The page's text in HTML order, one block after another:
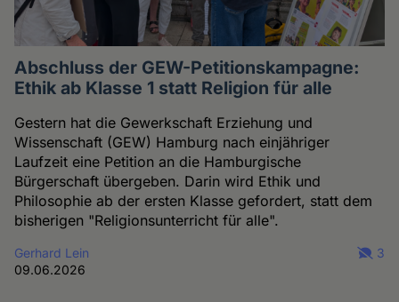
Abschluss der GEW-Petitionskampagne:
Ethik ab Klasse 1 statt Religion für alle
Gestern hat die Gewerkschaft Erziehung und
Wissenschaft (GEW) Hamburg nach einjähriger
Laufzeit eine Petition an die Hamburgische
Bürgerschaft übergeben. Darin wird Ethik und
Philosophie ab der ersten Klasse gefordert, statt dem
bisherigen "Religionsunterricht für alle".
Gerhard Lein
09.06.2026
3